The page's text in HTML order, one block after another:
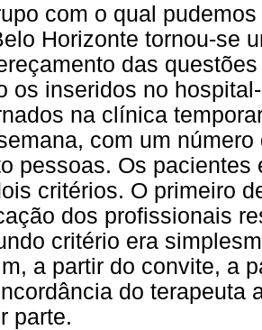
com o qual
Horizonte tornou-se
das
os inseridos no
na clínica
com um
pessoas. Os
critérios. O primeiro
dos profissionais
critério era
a partir do convite, a
do terapeuta
parte.